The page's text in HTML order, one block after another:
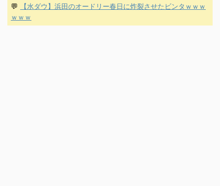
💬
【水ダウ】浜田のオードリー春日に炸裂させたビンタｗｗｗ
ｗｗｗ